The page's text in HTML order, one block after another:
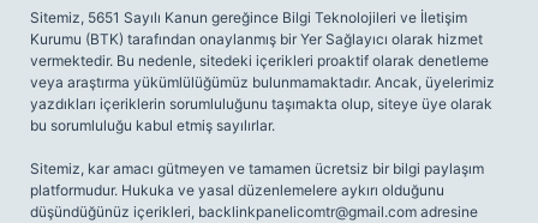
Sitemiz, 5651 Sayılı Kanun gereğince Bilgi Teknolojileri ve İletişim
Kurumu (BTK) tarafından onaylanmış bir Yer Sağlayıcı olarak hizmet
vermektedir. Bu nedenle, sitedeki içerikleri proaktif olarak denetleme
veya araştırma yükümlülüğümüz bulunmamaktadır. Ancak, üyelerimiz
yazdıkları içeriklerin sorumluluğunu taşımakta olup, siteye üye olarak
bu sorumluluğu kabul etmiş sayılırlar.
Sitemiz, kar amacı gütmeyen ve tamamen ücretsiz bir bilgi paylaşım
platformudur. Hukuka ve yasal düzenlemelere aykırı olduğunu
düşündüğünüz içerikleri, backlinkpanelicomtr@gmail.com adresine